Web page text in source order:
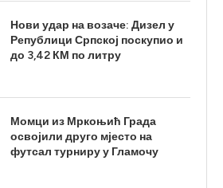
Нови удар на возаче: Дизел у
Републици Српској поскупио и
до 3,42 КМ по литру
Момци из Мркоњић Града
освојили друго мјесто на
футсал турниру у Гламочу